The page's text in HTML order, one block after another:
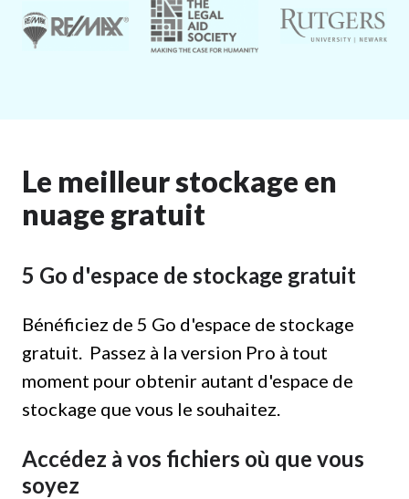
Le meilleur stockage en
nuage gratuit
5 Go d'espace de stockage gratuit
Bénéficiez de 5 Go d'espace de stockage
gratuit. Passez à la version Pro à tout
moment pour obtenir autant d'espace de
stockage que vous le souhaitez.
Accédez à vos fichiers où que vous
soyez